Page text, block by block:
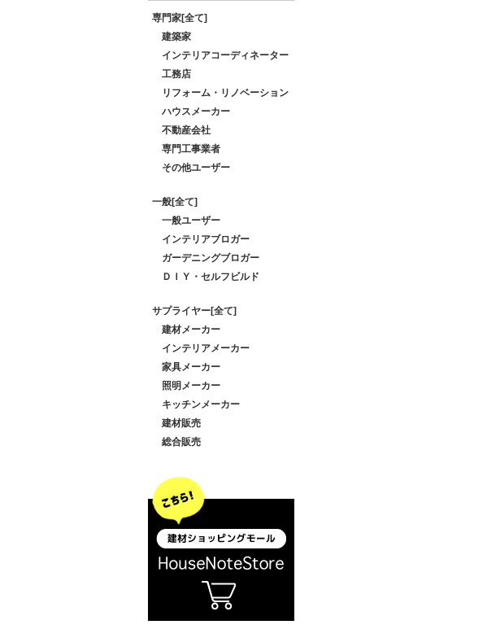
専門家[全て]
建築家
インテリアコーディネーター
工務店
リフォーム・リノベーション
ハウスメーカー
不動産会社
専門工事業者
その他ユーザー
一般[全て]
一般ユーザー
インテリアブロガー
ガーデニングブロガー
ＤＩＹ・セルフビルド
サプライヤー[全て]
建材メーカー
インテリアメーカー
家具メーカー
照明メーカー
キッチンメーカー
建材販売
総合販売